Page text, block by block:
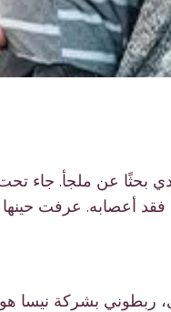
عن ملجأ. جاء تحت
فقد أعصابه. عرفت